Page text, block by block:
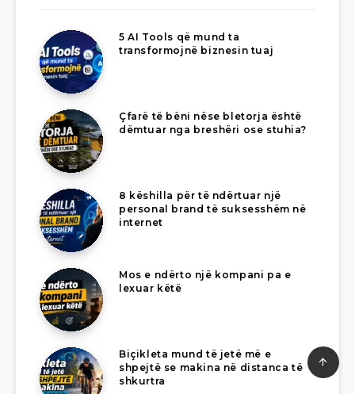
5 AI Tools që mund ta
transformojnë biznesin tuaj
Çfarë të bëni nëse bletorja është
dëmtuar nga breshëri ose stuhia?
8 këshilla për të ndërtuar një
personal brand të suksesshëm në
internet
Mos e ndërto një kompani pa e
lexuar këtë
Biçikleta mund të jetë më e
shpejtë se makina në distanca të
shkurtra